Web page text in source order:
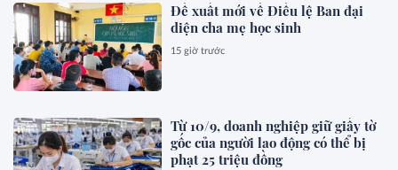
Đề xuất mới về Điều lệ Ban đại
diện cha mẹ học sinh
15 giờ trước
Từ 10/9, doanh nghiệp giữ giấy tờ
gốc của người lao động có thể bị
phạt 25 triệu đồng